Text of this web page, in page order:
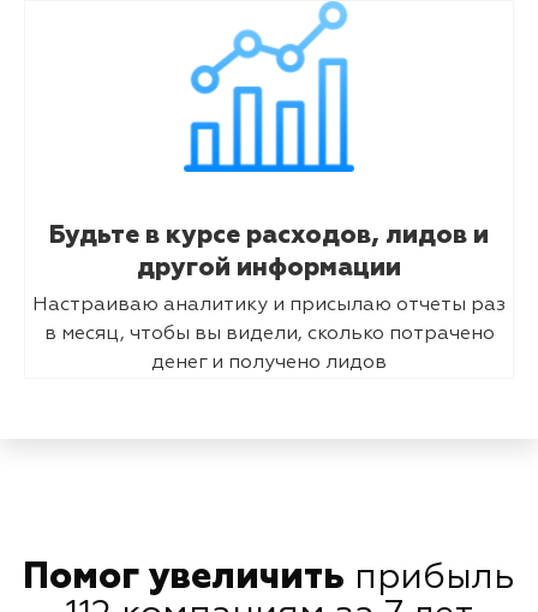
Будьте в курсе расходов, лидов и
другой информации
Настраиваю аналитику и присылаю отчеты раз
в месяц, чтобы вы видели, сколько потрачено
денег и получено лидов
Помог увеличить прибыль